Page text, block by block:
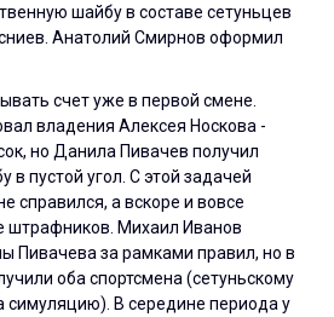
шайбу в составе сетуньцев
Анатолий Смирнов оформил
счет уже в первой смене.
владения Алексея Носкова -
но Данила Пивачев получил
в пустой угол. С этой задачей
справился, а вскоре и вовсе
штрафников. Михаил Иванов
Пивачева за рамками правил, но в
оба спортсмена (сетуньскому
симуляцию). В середине периода у